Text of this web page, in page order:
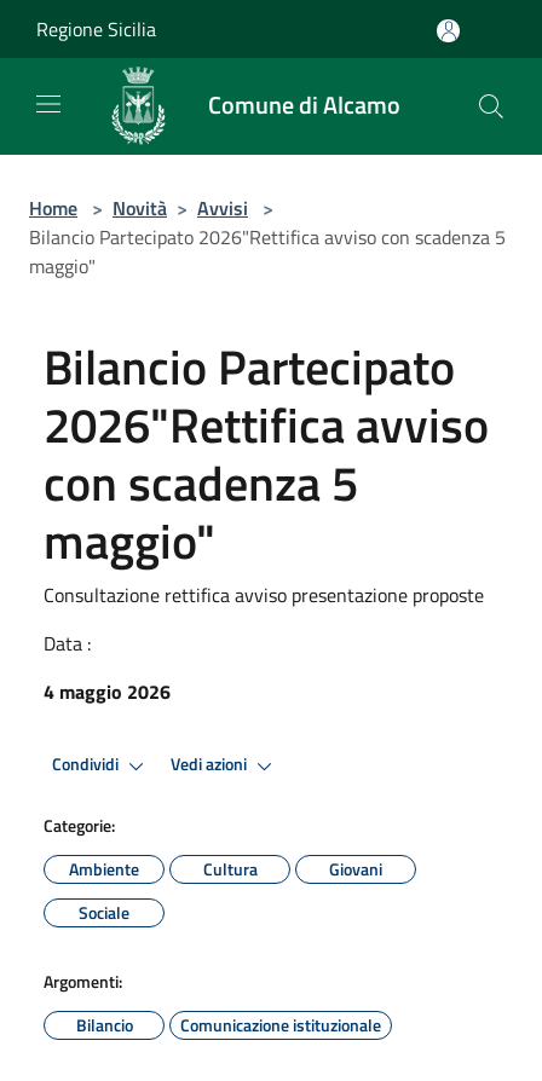
Regione Sicilia
Comune di Alcamo
Home > Novità > Avvisi >
Bilancio Partecipato 2026"Rettifica avviso con scadenza 5
maggio"
Bilancio Partecipato
2026"Rettifica avviso
con scadenza 5
maggio"
Consultazione rettifica avviso presentazione proposte
Data :
4 maggio 2026
Condividi Vedi azioni
Categorie:
Ambiente
Cultura
Giovani
Sociale
Argomenti:
Bilancio
Comunicazione istituzionale